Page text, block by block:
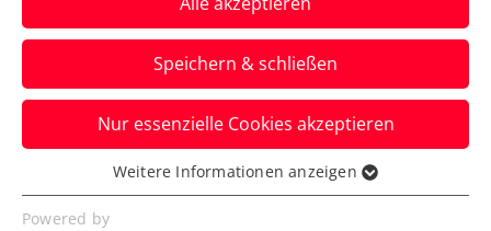
Viertelfinale der Karriere
– Grabher legt nach
Die ÖTV-Spitzenspielerin gewinnt in
Marokko auch ihr zweites Match im
Hauptbewerb.
Verfasst von: Manuel Wachta, 24.05.2023
Speichern & schließen
Nur essenzielle Cookies akzeptieren
Essenziell
Essenzielle Cookies werden für grundlegende
Weitere Informationen anzeigen
Powered by